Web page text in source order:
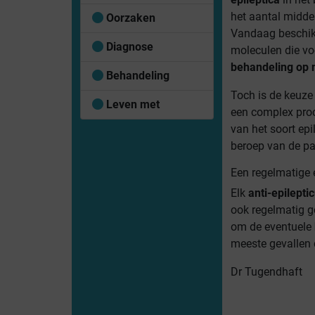
Oorzaken
Diagnose
Behandeling
Leven met
het aantal
Vandaag
moleculen die
behandeling op
Toch is de
een complex
van het soort
beroep van de
Een regelmatige
Elk anti-
ook regelmatig
om de eventuele
meeste
Dr Tugendhaft